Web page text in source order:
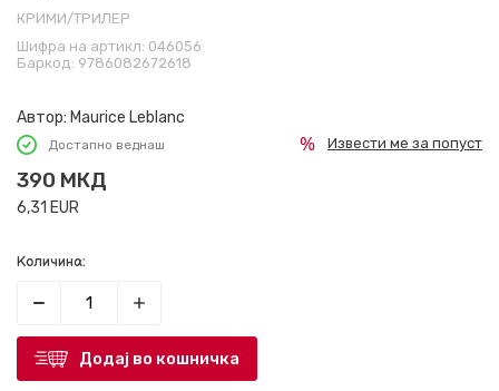
КРИМИ/ТРИЛЕР
Шифра на артикл: 046056
Баркод: 9786082672618
Автор: Maurice Leblanc
Достапно веднаш
390 МКД
6,31 EUR
Извести ме за попуст
Количина:
Додај во кошничка